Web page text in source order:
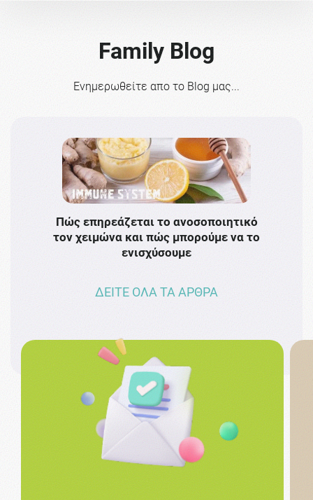
Family Blog
Ενημερωθείτε απο το Blog μας...
Πώς επηρεάζεται το ανοσοποιητικό
τον χειμώνα και πώς μπορούμε να το
ενισχύσουμε
ΔΕΙΤΕ ΟΛΑ ΤΑ ΑΡΘΡΑ